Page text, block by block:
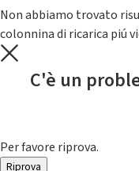
Non abbiamo trovato
colonnina di ricarica piú
C'è un
Per favore riprova.
Riprova